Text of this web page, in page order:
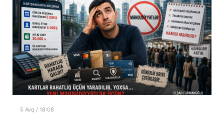
5 Avq / 18:08